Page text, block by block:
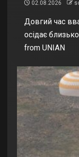
02.08.2026
Довгий час
осідає
from UNIAN